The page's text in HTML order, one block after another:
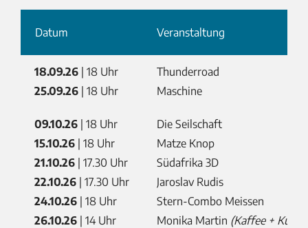
Datum Veranstaltung
18.09.26| 18 Uhr
25.09.26| 18 Uhr
09.10.26| 18 Uhr
15.10.26| 18 Uhr
21.10.26| 17.30 Uhr
22.10.26| 17.30 Uhr
24.10.26| 18 Uhr
26.10.26| 14 Uhr
Thunderroad
Maschine
Die Seilschaft
Matze Knop
Südafrika 3D
Jaroslav Rudis
Stern-Combo Meissen
Monika Martin (Kaffee +